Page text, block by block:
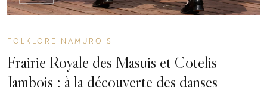
FOLKLORE NAMUROIS
Frairie Royale des Masuis et Cotelis
Jambois : à la découverte des danses